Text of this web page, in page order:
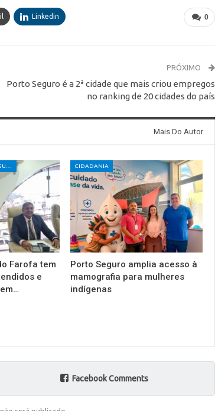
0
Linkedin
PRÓXIMO
Porto Seguro é a 2ª cidade que mais criou empregos
no ranking de 20 cidades do país
Mais Do Autor
Farofa tem
e
CIDADANIA
Porto Seguro amplia acesso à
mamografia para mulheres
indígenas
Facebook Comments